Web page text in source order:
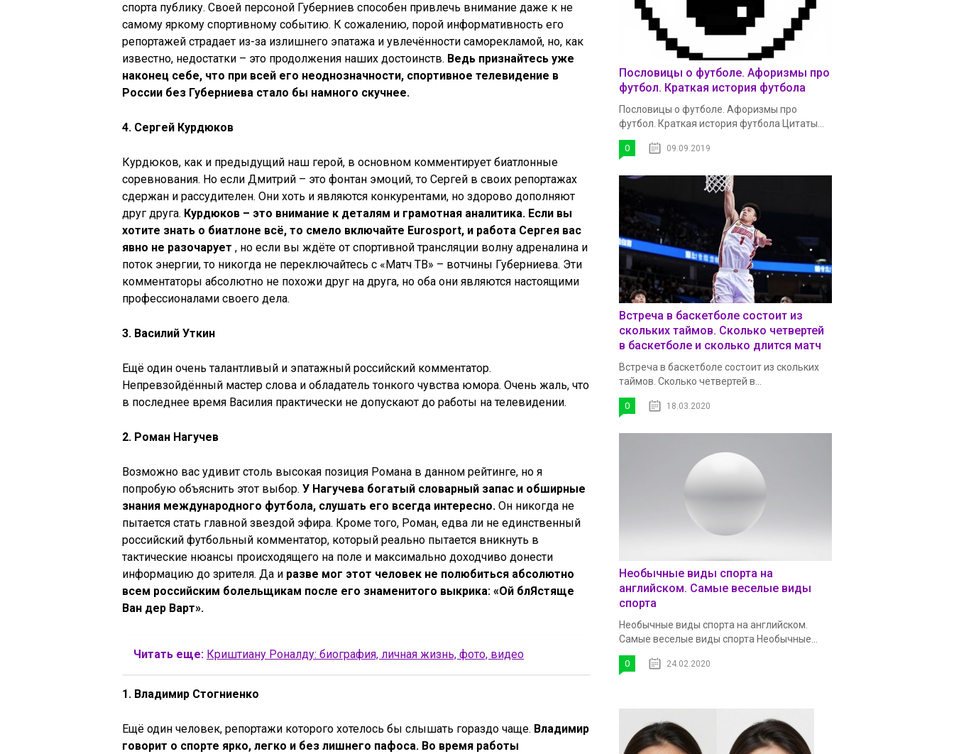
спорта публику. Своей персоной Губерниев способен привлечь внимание даже к не
самому яркому спортивному событию. К сожалению, порой информативность его
репортажей страдает из-за излишнего эпатажа и увлечённости саморекламой, но, как
известно, недостатки – это продолжения наших достоинств. Ведь признайтесь уже
наконец себе, что при всей его неоднозначности, спортивное телевидение в
России без Губерниева стало бы намного скучнее.
4. Сергей Курдюков
Курдюков, как и предыдущий наш герой, в основном комментирует биатлонные
соревнования. Но если Дмитрий – это фонтан эмоций, то Сергей в своих репортажах
сдержан и рассудителен. Они хоть и являются конкурентами, но здорово дополняют
друг друга. Курдюков – это внимание к деталям и грамотная аналитика. Если вы
хотите знать о биатлоне всё, то смело включайте Eurosport, и работа Сергея вас
явно не разочарует , но если вы ждёте от спортивной трансляции волну адреналина и
поток энергии, то никогда не переключайтесь с «Матч ТВ» – вотчины Губерниева. Эти
комментаторы абсолютно не похожи друг на друга, но оба они являются настоящими
профессионалами своего дела.
3. Василий Уткин
Ещё один очень талантливый и эпатажный российский комментатор.
Непревзойдённый мастер слова и обладатель тонкого чувства юмора. Очень жаль, что
в последнее время Василия практически не допускают до работы на телевидении.
2. Роман Нагучев
Возможно вас удивит столь высокая позиция Романа в данном рейтинге, но я
попробую объяснить этот выбор. У Нагучева богатый словарный запас и обширные
знания международного футбола, слушать его всегда интересно. Он никогда не
пытается стать главной звездой эфира. Кроме того, Роман, едва ли не единственный
российский футбольный комментатор, который реально пытается вникнуть в
тактические нюансы происходящего на поле и максимально доходчиво донести
информацию до зрителя. Да и разве мог этот человек не полюбиться абсолютно
всем российским болельщикам после его знаменитого выкрика: «Ой блЯстяще
Ван дер Варт».
Читать еще: Криштиану Роналду: биография, личная жизнь, фото, видео
1. Владимир Стогниенко
Ещё один человек, репортажи которого хотелось бы слышать гораздо чаще. Владимир
говорит о спорте ярко, легко и без лишнего пафоса. Во время работы
Пословицы о футболе. Афоризмы про
футбол. Краткая история футбола
Пословицы о футболе. Афоризмы про
футбол. Краткая история футбола Цитаты...
0 09.09.2019
Встреча в баскетболе состоит из
скольких таймов. Сколько четвертей
в баскетболе и сколько длится матч
Встреча в баскетболе состоит из скольких
таймов. Сколько четвертей в...
0 18.03.2020
Необычные виды спорта на
английском. Самые веселые виды
спорта
Необычные виды спорта на английском.
Самые веселые виды спорта Необычные...
0 24.02.2020